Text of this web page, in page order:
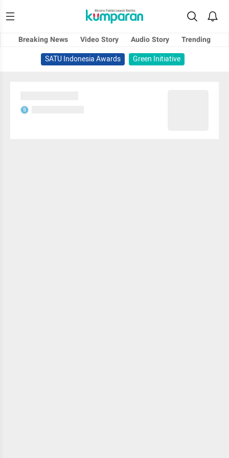
Breaking News Video Story Audio Story
Trending
SATU Indonesia Awards
Green Initiative
S